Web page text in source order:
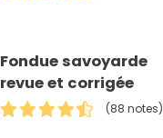
Fondue savoyarde
revue et corrigée
(88 notes)